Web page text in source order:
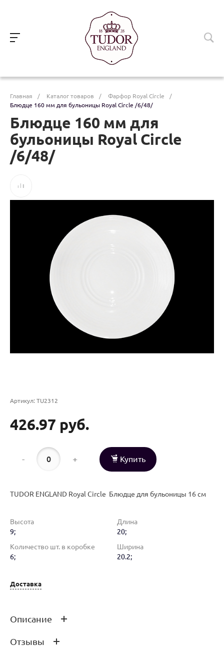
Главная / Каталог товаров / Фарфор Royal Circle
/
Блюдце 160 мм для бульоницы Royal Circle /6/48/
Блюдце 160 мм для
бульоницы Royal Circle
/6/48/
Артикул: TU2312
426.97 руб.
- + Купить
TUDOR ENGLAND Royal Circle Блюдце для бульоницы 16 см
Высота
9;
Длина
20;
Количество шт. в коробке
6;
Ширина
20.2;
Доставка
Описание
TUDOR ENGLAND Royal Circle Блюдце для бульоницы 16 см
Отзывы